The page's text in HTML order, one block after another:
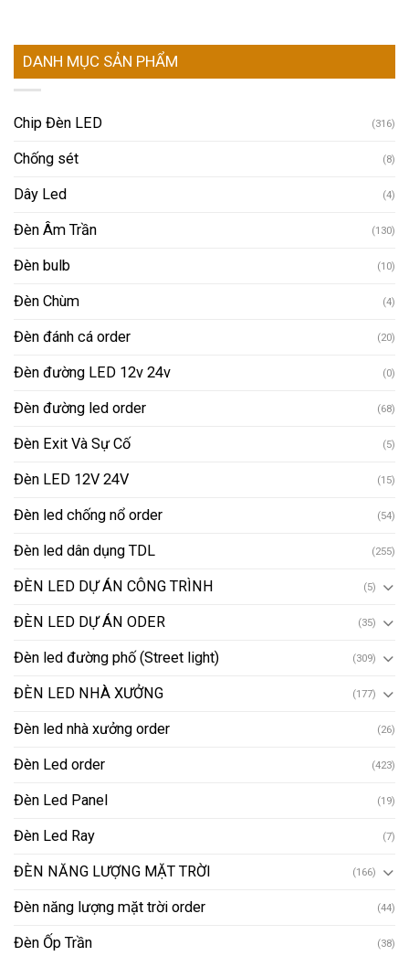
DANH MỤC SẢN PHẨM
Chip Đèn LED (316)
Chống sét (8)
Dây Led (4)
Đèn Âm Trần (130)
Đèn bulb (10)
Đèn Chùm (4)
Đèn đánh cá order (20)
Đèn đường LED 12v 24v (0)
Đèn đường led order (68)
Đèn Exit Và Sự Cố (5)
Đèn LED 12V 24V (15)
Đèn led chống nổ order (54)
Đèn led dân dụng TDL (255)
ĐÈN LED DỰ ÁN CÔNG TRÌNH (5)
ĐÈN LED DỰ ÁN ODER (35)
Đèn led đường phố (Street light) (309)
ĐÈN LED NHÀ XƯỞNG (177)
Đèn led nhà xưởng order (26)
Đèn Led order (423)
Đèn Led Panel (19)
Đèn Led Ray (7)
ĐÈN NĂNG LƯỢNG MẶT TRỜI (166)
Đèn năng lượng mặt trời order (44)
Đèn Ốp Trần (38)